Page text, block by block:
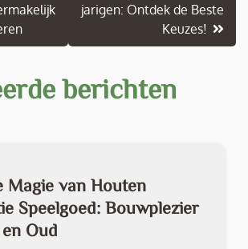
jarigen: Ontdek de Beste
Keuzes!
berichten
Magie van Houten
Speelgoed: Bouwplezier
Oud